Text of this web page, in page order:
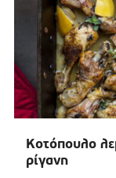
Κοτόπουλο
ρίγανη